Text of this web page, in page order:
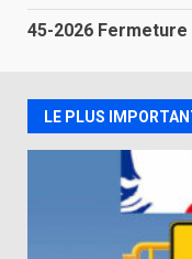
45-2026 Fermeture
LE PLUS